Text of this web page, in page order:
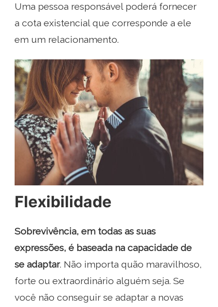
Uma pessoa responsável poderá fornecer
a cota existencial que corresponde a ele
em um relacionamento.
Flexibilidade
Sobrevivência, em todas as suas
expressões, é baseada na capacidade de
se adaptar. Não importa quão maravilhoso,
forte ou extraordinário alguém seja. Se
você não conseguir se adaptar a novas